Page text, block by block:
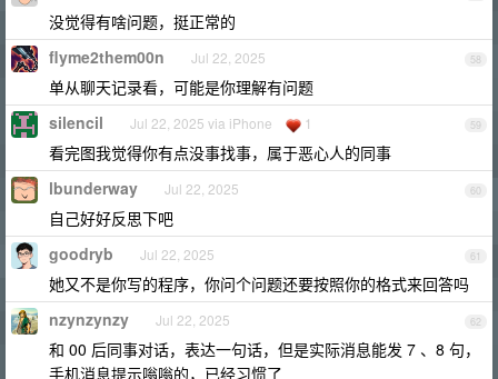
没觉得有啥问题，挺正常的
58
flyme2them00n Jul 22, 2025
单从聊天记录看，可能是你理解有问题
59
silencil Jul 22, 2025 via iPhone 1
看完图我觉得你有点没事找事，属于恶心人的同事
60
lbunderway Jul 22, 2025
自己好好反思下吧
61
goodryb Jul 22, 2025
她又不是你写的程序，你问个问题还要按照你的格式来回答吗
62
nzynzynzy Jul 22, 2025
和 00 后同事对话，表达一句话，但是实际消息能发 7 、8 句，
手机消息提示嗡嗡的，已经习惯了